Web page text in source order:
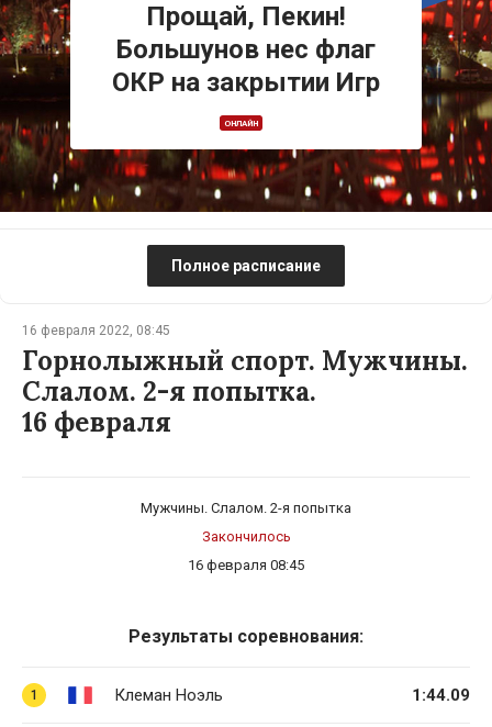
Прощай, Пекин!
Большунов нес флаг
ОКР на закрытии Игр
ОНЛАЙН
Полное расписание
16 февраля 2022, 08:45
Горнолыжный спорт. Мужчины.
Слалом. 2-я попытка.
16 февраля
Мужчины. Слалом. 2-я попытка
Закончилось
16 февраля 08:45
Результаты соревнования:
1 Клеман Ноэль 1:44.09